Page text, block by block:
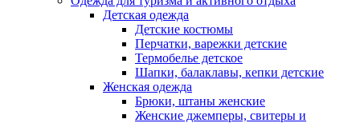
Детская одежда
Детские костюмы
Перчатки, варежки детские
Термобелье детское
Шапки, балаклавы, кепки детские
Женская одежда
Брюки, штаны женские
Женские джемперы, свитеры и